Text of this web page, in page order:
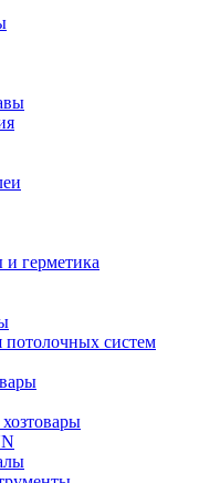
герметика
систем